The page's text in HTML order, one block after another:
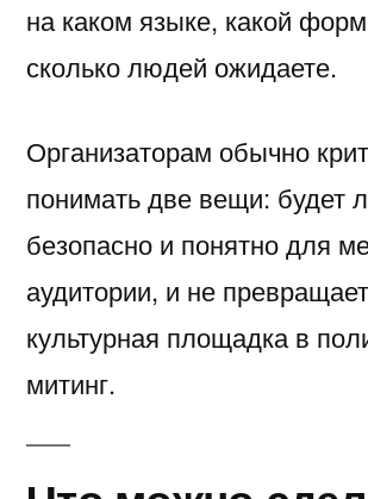
на каком языке, какой
сколько людей ожидаете.
Организаторам обычно
понимать две вещи: будет
безопасно и понятно для
аудитории, и не
культурная площадка в
митинг.